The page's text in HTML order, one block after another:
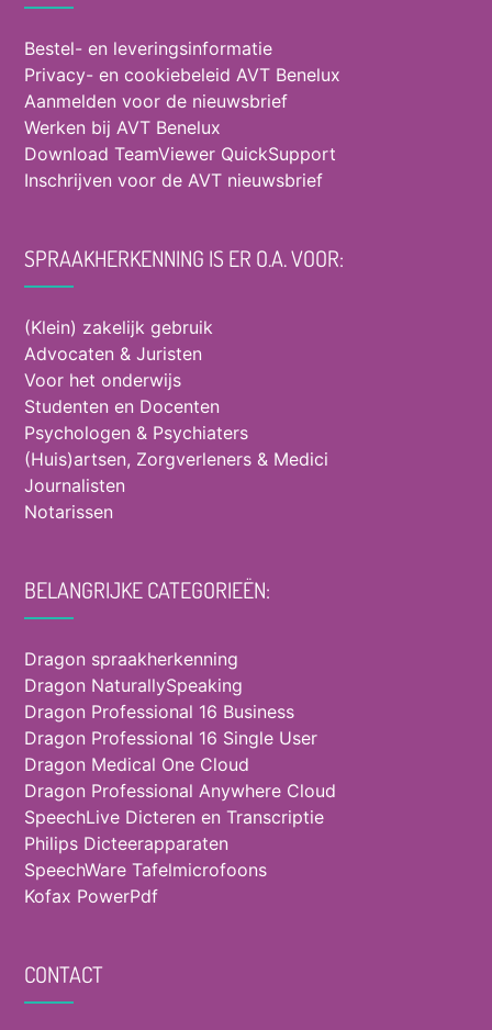
Bestel- en leveringsinformatie
Privacy- en cookiebeleid AVT Benelux
Aanmelden voor de nieuwsbrief
Werken bij AVT Benelux
Download TeamViewer QuickSupport
Inschrijven voor de AVT nieuwsbrief
SPRAAKHERKENNING IS ER O.A. VOOR:
(Klein) zakelijk gebruik
Advocaten & Juristen
Voor het onderwijs
Studenten en Docenten
Psychologen & Psychiaters
(Huis)artsen, Zorgverleners & Medici
Journalisten
Notarissen
BELANGRIJKE CATEGORIEËN:
Dragon spraakherkenning
Dragon NaturallySpeaking
Dragon Professional 16 Business
Dragon Professional 16 Single User
Dragon Medical One Cloud
Dragon Professional Anywhere Cloud
SpeechLive Dicteren en Transcriptie
Philips Dicteerapparaten
SpeechWare Tafelmicrofoons
Kofax PowerPdf
CONTACT